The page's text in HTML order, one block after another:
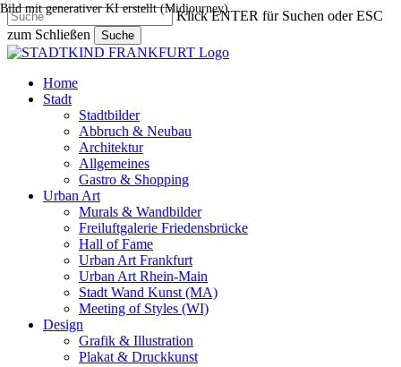
Skip
to
main
content
Klick ENTER für Suchen oder ESC
zum Schließen
Suche
Close
search
Menu
Home
Stadt
Stadtbilder
Abbruch & Neubau
Architektur
Allgemeines
Gastro & Shopping
Urban Art
Murals & Wandbilder
Freiluftgalerie Friedensbrücke
Hall of Fame
Urban Art Frankfurt
Urban Art Rhein-Main
Stadt Wand Kunst (MA)
Meeting of Styles (WI)
Design
Grafik & Illustration
Plakat & Druckkunst
Bild mit generativer KI erstellt (Midjourney)